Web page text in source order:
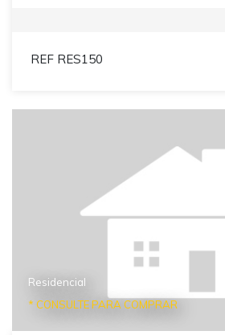
REF RES150
Residencial
* CONSULTE PARA COMPRAR